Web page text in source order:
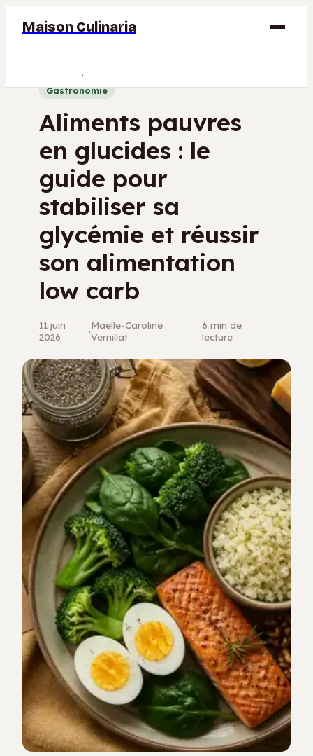
Maison Culinaria
Gastronomie
Bricolage
Gastronomie
Aliments pauvres
en glucides : le
guide pour
stabiliser sa
glycémie et réussir
son alimentation
low carb
11 juin
2026
·Maëlle-Caroline
Vernillat
·6 min de
lecture